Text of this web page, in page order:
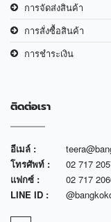
การจัดส่งสินค้า
การสั่งซื้อสินค้า
การชำระเงิน
ติดต่อเรา
อีเมล์ :
โทรศัพท์ :
02 717
แฟกซ์ :
02 717
LINE ID :